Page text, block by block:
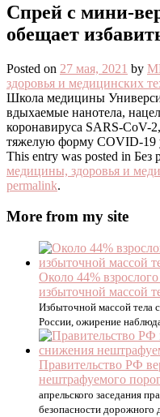
Спрей с мини-
обещает
Posted on 27 мая, 2021 by
здоровья и медицинских
Школа медицины
вдыхаемые нанотела,
коронавируса SARS-CoV-
тяжелую форму COVID-19
This entry was posted in Без
медицины, здоровья и
permalink.
More from my site
Около 44%
избыточной массой
Избыточной массой тела
России, ожирение
Правительство РФ
нештрафуемого
апрельского заседания
безопасности